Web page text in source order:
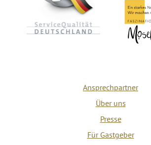
Ansprechpartner
Über uns
Presse
Für Gastgeber